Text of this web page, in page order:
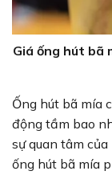
Giá ống hút bã
Ống hút bã mía
động tầm bao
sự quan tâm
ống hút bã mía